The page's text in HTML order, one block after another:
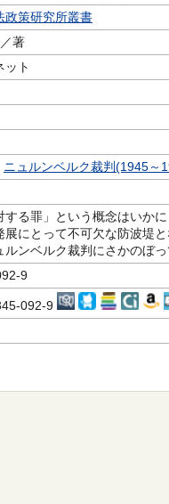
政策研究所叢書
／著
ット
ニュルンベルク裁判(1945～
する罪」という概念はいか
展にとって不可欠な防波堤
ルンベルク裁判にさかのぼ
9
092-9